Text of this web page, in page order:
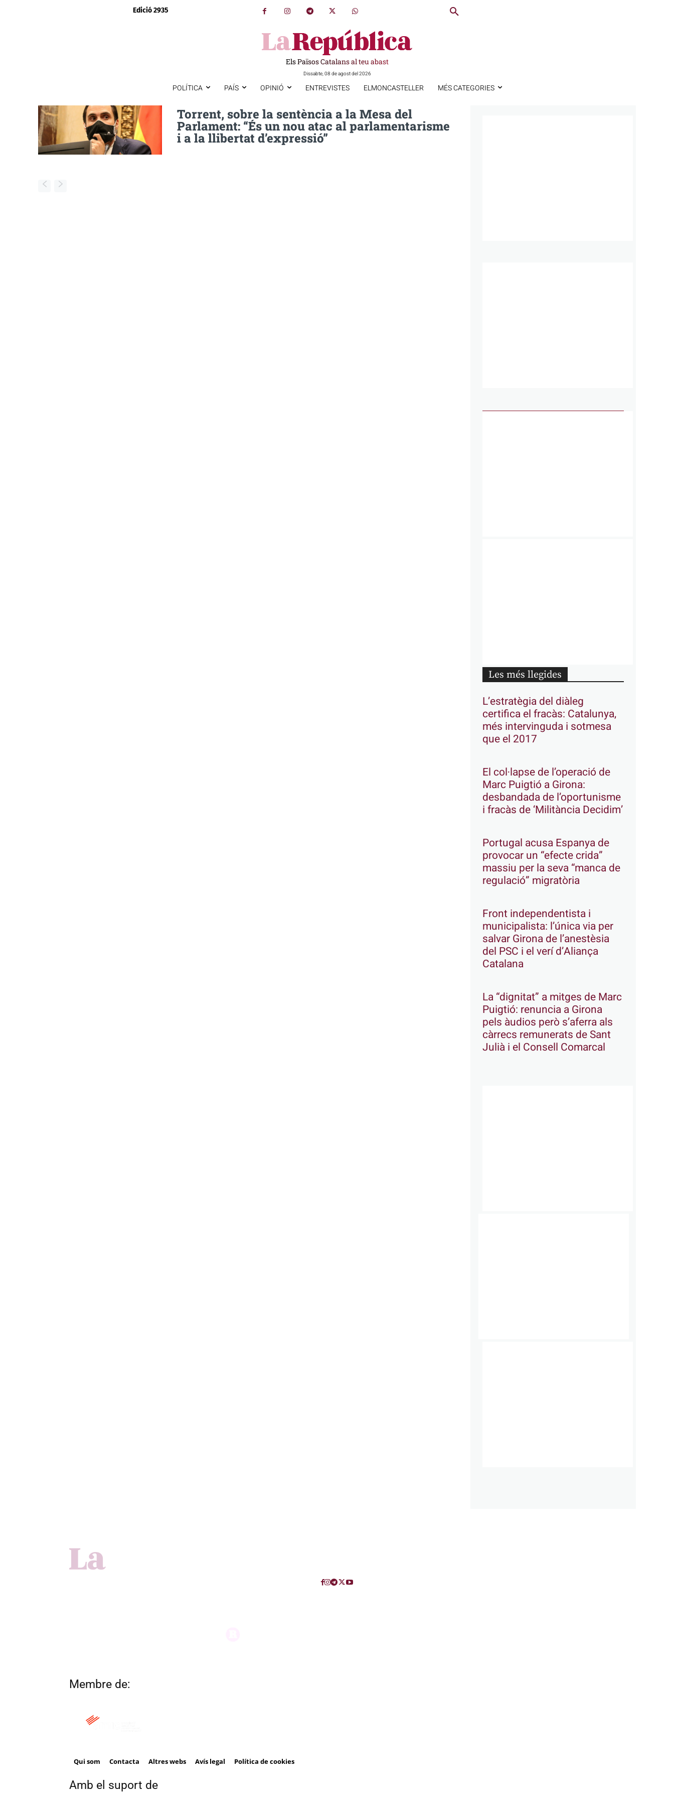
Edició 2935
Els Països Catalans al teu abast
Dissabte, 08 de agost del 2026
POLÍTICA PAÍS OPINIÓ ENTREVISTES ELMONCASTELLER MÉS CATEGORIES
Torrent, sobre la sentència a la Mesa del
Parlament: “És un nou atac al parlamentarisme
i a la llibertat d’expressió”
Les més llegides
L’estratègia del diàleg
certifica el fracàs: Catalunya,
més intervinguda i sotmesa
que el 2017
El col·lapse de l’operació de
Marc Puigtió a Girona:
desbandada de l’oportunisme
i fracàs de ‘Militància Decidim’
Portugal acusa Espanya de
provocar un “efecte crida”
massiu per la seva “manca de
regulació” migratòria
Front independentista i
municipalista: l’única via per
salvar Girona de l’anestèsia
del PSC i el verí d’Aliança
Catalana
La “dignitat” a mitges de Marc
Puigtió: renuncia a Girona
pels àudios però s’aferra als
càrrecs remunerats de Sant
Julià i el Consell Comarcal
Membre de:
Qui som Contacta Altres webs Avís legal Política de cookies
Amb el suport de